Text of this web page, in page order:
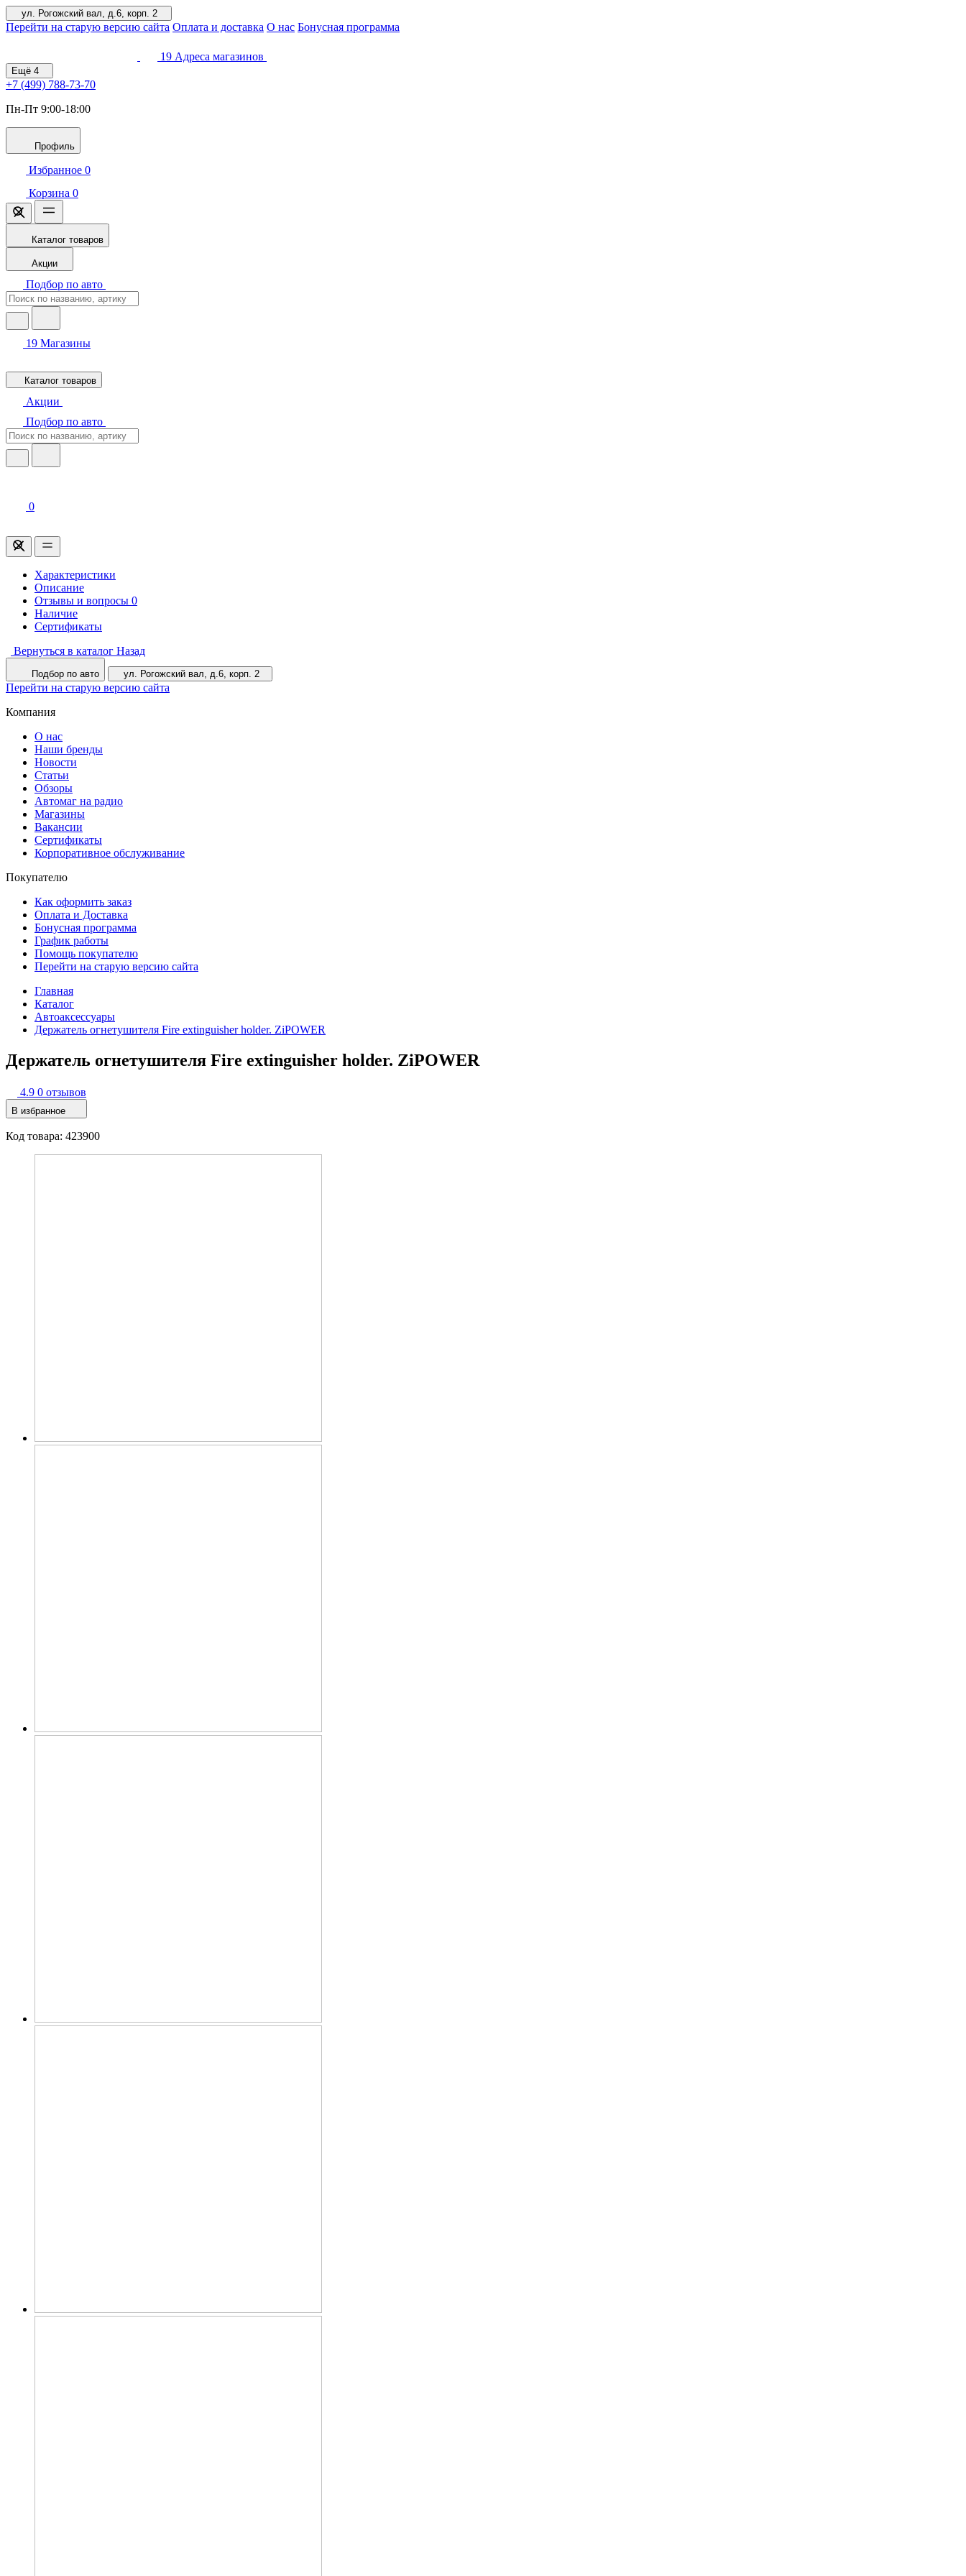
ул. Рогожский вал, д.6, корп. 2
Перейти на старую версию сайта Оплата и доставка О нас Бонусная программа
19 Адреса магазинов
Ещё 4
+7 (499) 788-73-70
Пн-Пт 9:00-18:00
Профиль
Избранное 0
Корзина 0
Каталог товаров
Акции
Подбор по авто
19 Магазины
Каталог товаров
Акции
Подбор по авто
0
Характеристики
Описание
Отзывы и вопросы 0
Наличие
Сертификаты
Вернуться в каталог Назад
Подбор по авто ул. Рогожский вал, д.6, корп. 2
Перейти на старую версию сайта
Компания
О нас
Наши бренды
Новости
Статьи
Обзоры
Автомаг на радио
Магазины
Вакансии
Сертификаты
Корпоративное обслуживание
Покупателю
Как оформить заказ
Оплата и Доставка
Бонусная программа
График работы
Помощь покупателю
Перейти на старую версию сайта
Главная
Каталог
Автоаксессуары
Держатель огнетушителя Fire extinguisher holder. ZiPOWER
Держатель огнетушителя Fire extinguisher holder. ZiPOWER
4.9 0 отзывов
В избранное
Код товара: 423900